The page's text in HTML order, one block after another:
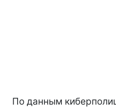
По данным